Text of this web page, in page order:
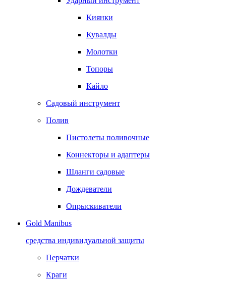
Киянки
Кувалды
Молотки
Топоры
Кайло
Садовый инструмент
Полив
Пистолеты поливочные
Коннекторы и адаптеры
Шланги садовые
Дождеватели
Опрыскиватели
Gold Manibus
средства индивидуальной защиты
Перчатки
Краги